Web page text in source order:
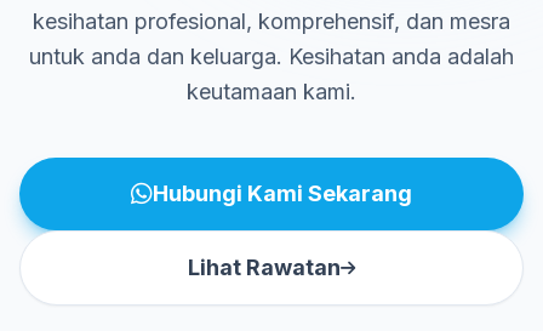
kesihatan profesional, komprehensif, dan mesra
untuk anda dan keluarga. Kesihatan anda adalah
keutamaan kami.
Hubungi Kami Sekarang
Lihat Rawatan